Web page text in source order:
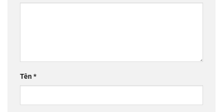
Tên*